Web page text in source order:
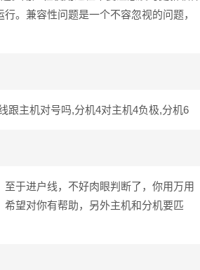
。兼容性问题是一个不容忽视的问题，
跟主机对号吗,分机4对主机4负极,分机6
于进户线，不好肉眼判断了，你用万用
望对你有帮助，另外主机和分机要匹